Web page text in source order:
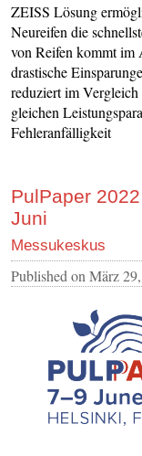
ZEISS Lösung
Neureifen die
von Reifen kommt im
drastische
reduziert im
gleichen
Fehleranfälligkeit
PulPaper
Juni
Messukeskus
Published on März